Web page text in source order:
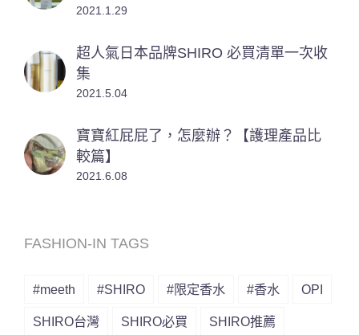
2021.1.29
超人氣日本品牌SHIRO 必買清單一次收
集
2021.5.04
寶寶紅屁屁了，怎麼辦？【護理產品比
較篇】
2021.6.08
FASHION-IN TAGS
#meeth #SHIRO #限定香水 #香水 OPI
SHIRO台灣 SHIRO必買 SHIRO推薦